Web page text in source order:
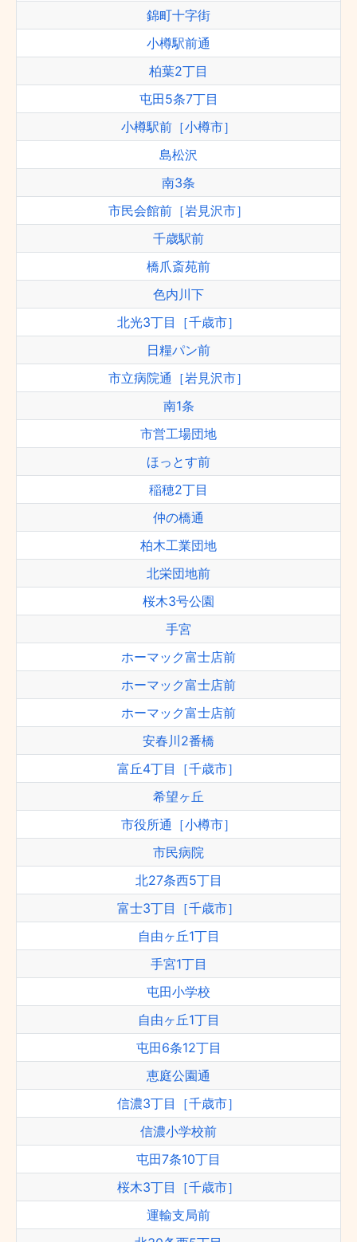
錦町十字街
小樽駅前通
柏葉2丁目
屯田5条7丁目
小樽駅前［小樽市］
島松沢
南3条
市民会館前［岩見沢市］
千歳駅前
橋爪斎苑前
色内川下
北光3丁目［千歳市］
日糧パン前
市立病院通［岩見沢市］
南1条
市営工場団地
ほっとす前
稲穂2丁目
仲の橋通
柏木工業団地
北栄団地前
桜木3号公園
手宮
ホーマック富士店前
ホーマック富士店前
ホーマック富士店前
安春川2番橋
富丘4丁目［千歳市］
希望ヶ丘
市役所通［小樽市］
市民病院
北27条西5丁目
富士3丁目［千歳市］
自由ヶ丘1丁目
手宮1丁目
屯田小学校
自由ヶ丘1丁目
屯田6条12丁目
恵庭公園通
信濃3丁目［千歳市］
信濃小学校前
屯田7条10丁目
桜木3丁目［千歳市］
運輸支局前